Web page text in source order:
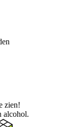
zien!
alcohol.